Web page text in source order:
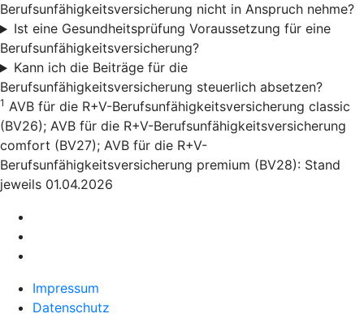
Berufsunfähigkeitsversicherung nicht in Anspruch nehme?
Ist eine Gesundheitsprüfung Voraussetzung für eine
Berufsunfähigkeitsversicherung?
Kann ich die Beiträge für die
Berufsunfähigkeitsversicherung steuerlich absetzen?
1 AVB für die R+V-Berufsunfähigkeitsversicherung classic
(BV26); AVB für die R+V-Berufsunfähigkeitsversicherung
comfort (BV27); AVB für die R+V-
Berufsunfähigkeitsversicherung premium (BV28): Stand
jeweils 01.04.2026
Impressum
Datenschutz